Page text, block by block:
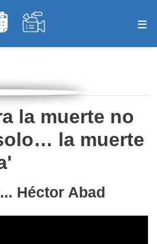
al
la muerte no
la muerte
Héctor Abad